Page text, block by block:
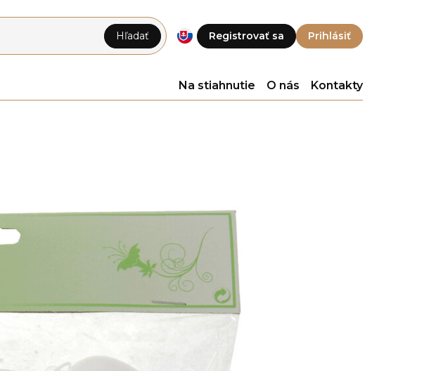
Registrovať sa Prihlásiť
Hľadať
Na stiahnutie O nás Kontakty